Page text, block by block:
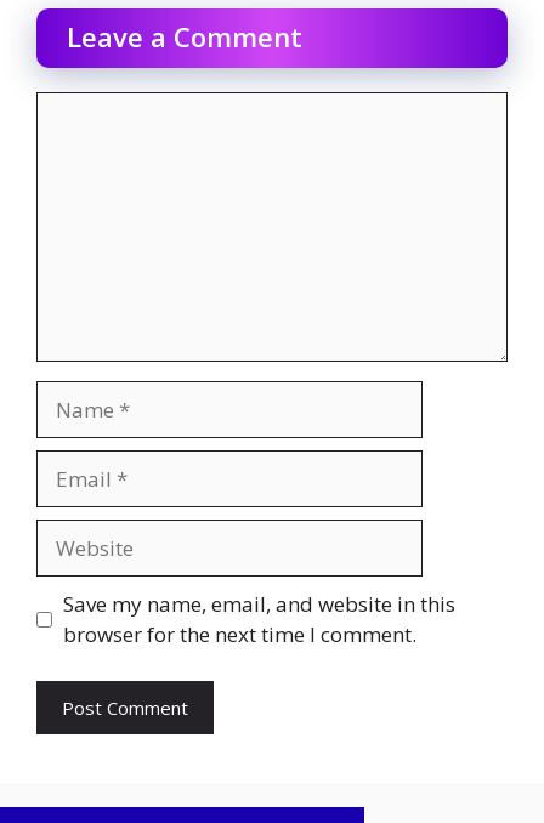
Leave a Comment
Save my name, email, and website in this
browser for the next time I comment.